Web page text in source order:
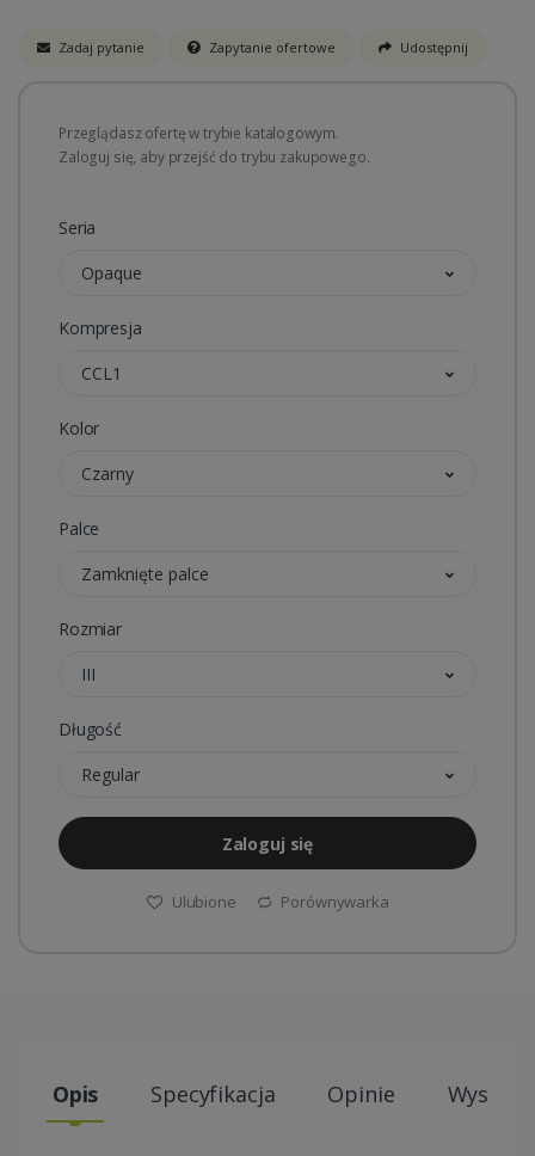
Zadaj pytanie Zapytanie ofertowe Udostępnij
Przeglądasz ofertę w trybie katalogowym.
Zaloguj się, aby przejść do trybu zakupowego.
Seria
Opaque
Kompresja
CCL1
Kolor
Czarny
Palce
Zamknięte palce
Rozmiar
III
Długość
Regular
Zaloguj się
Ulubione Porównywarka
Opis Specyfikacja Opinie Wysyłki